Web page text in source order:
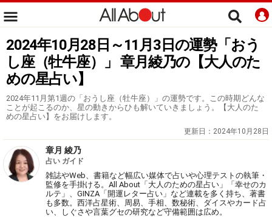
2024年10月28日～11月3日の運勢「おう
し座（牡牛座）」 章月綾乃の【大人のた
めの星占い】
2024年11月第1週の「おうし座（牡牛座）」の運勢です。この時期どんな
ことが起こるのか、星の動きからひも解いていきましょう。【大人のた
めの星占い】をお届けします。
更新日： 2024年10月28日
章月 綾乃
占い ガイド
雑誌やWeb、書籍など幅広い媒体で占いや心理テストの執筆・
監修を手掛ける。All About「大人のための星占い」「幸せのカ
ルテ」、GINZA「開運レター占い」など連載を多く持ち、著書
も多数。西洋占星術、周易、手相、数秘術、ダイスやカード占
い、しぐさや言葉グセの研究など守備範囲は広め。